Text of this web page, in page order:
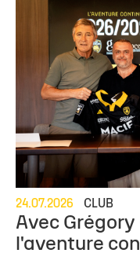
24.07.2026 CLUB
Avec
l'aventure